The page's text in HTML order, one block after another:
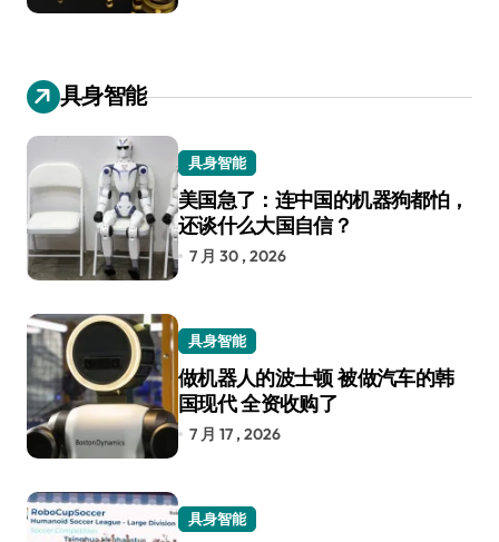
具身智能
具身智能
美国急了：连中国的机器狗都怕，
还谈什么大国自信？
7 月 30 , 2026
具身智能
做机器人的波士顿 被做汽车的韩
国现代 全资收购了
7 月 17 , 2026
具身智能